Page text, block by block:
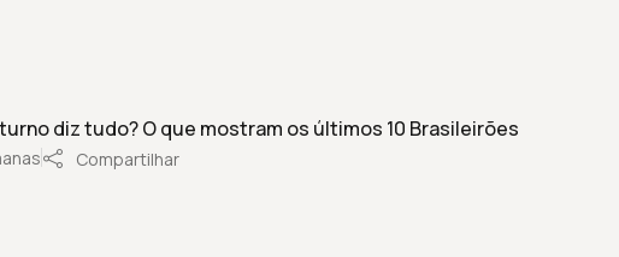
diz tudo? O que mostram os últimos 10 Brasileirões
Compartilhar